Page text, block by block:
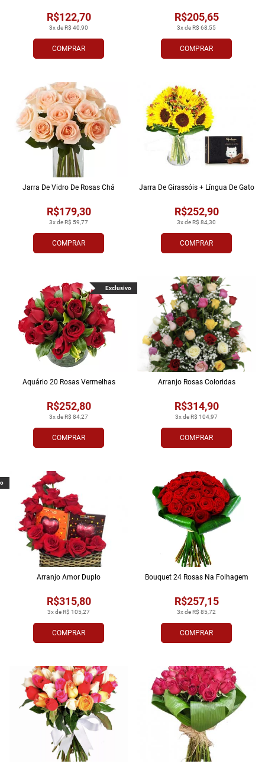
COMPRAR
3x de R$ 40,90
R$122,70
COMPRAR
3x de R$ 68,55
R$205,65
COMPRAR
3x de R$ 59,77
R$179,30
Jarra De Vidro De Rosas Chá
COMPRAR
3x de R$ 84,30
R$252,90
Jarra De Girassóis + Língua De Gato
COMPRAR
3x de R$ 84,27
R$252,80
Aquário 20 Rosas Vermelhas
Exclusivo
COMPRAR
3x de R$ 104,97
R$314,90
Arranjo Rosas Coloridas
COMPRAR
3x de R$ 105,27
R$315,80
Arranjo Amor Duplo
COMPRAR
3x de R$ 85,72
R$257,15
Bouquet 24 Rosas Na Folhagem